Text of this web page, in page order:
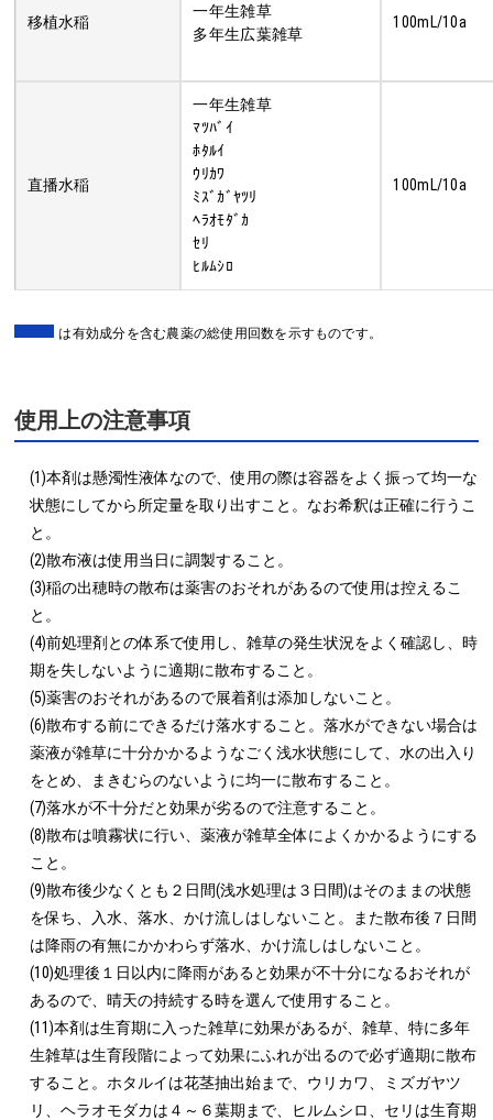
移植水稲
一年生雑草
多年生広葉雑草
100mL/10a
直播水稲
一年生雑草
ﾏﾂﾊﾞｲ
ﾎﾀﾙｲ
ｳﾘｶﾜ
ﾐｽﾞｶﾞﾔﾂﾘ
ﾍﾗｵﾓﾀﾞｶ
ｾﾘ
ﾋﾙﾑｼﾛ
100mL/10a
は有効成分を含む農薬の総使用回数を示すものです。
使用上の注意事項
(1)本剤は懸濁性液体なので、使用の際は容器をよく振って均一な
状態にしてから所定量を取り出すこと。なお希釈は正確に行うこ
と。
(2)散布液は使用当日に調製すること。
(3)稲の出穂時の散布は薬害のおそれがあるので使用は控えるこ
と。
(4)前処理剤との体系で使用し、雑草の発生状況をよく確認し、時
期を失しないように適期に散布すること。
(5)薬害のおそれがあるので展着剤は添加しないこと。
(6)散布する前にできるだけ落水すること。落水ができない場合は
薬液が雑草に十分かかるようなごく浅水状態にして、水の出入り
をとめ、まきむらのないように均一に散布すること。
(7)落水が不十分だと効果が劣るので注意すること。
(8)散布は噴霧状に行い、薬液が雑草全体によくかかるようにする
こと。
(9)散布後少なくとも２日間(浅水処理は３日間)はそのままの状態
を保ち、入水、落水、かけ流しはしないこと。また散布後７日間
は降雨の有無にかかわらず落水、かけ流しはしないこと。
(10)処理後１日以内に降雨があると効果が不十分になるおそれが
あるので、晴天の持続する時を選んで使用すること。
(11)本剤は生育期に入った雑草に効果があるが、雑草、特に多年
生雑草は生育段階によって効果にふれが出るので必ず適期に散布
すること。ホタルイは花茎抽出始まで、ウリカワ、ミズガヤツ
リ、ヘラオモダカは４～６葉期まで、ヒルムシロ、セリは生育期